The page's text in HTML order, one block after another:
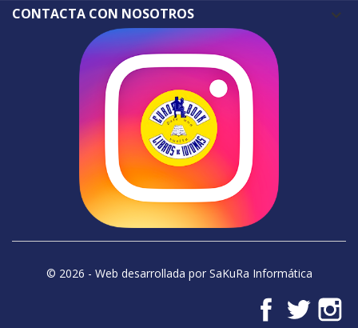
CONTACTA CON NOSOTROS
© 2026 - Web desarrollada por SaKuRa Informática